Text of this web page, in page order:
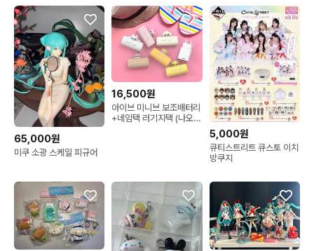
65,000원
미쿠 소광 스케일 피규어
16,500원
아이브 미니브 보조배터리
+네임택 러기지택 (나오리
5,000원
큐티스트리트 큐스토 이치
방쿠지